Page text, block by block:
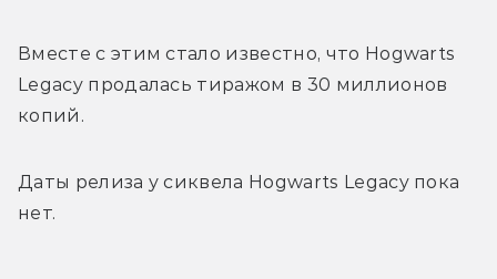
Вместе с этим стало известно, что Hogwarts
Legacy продалась тиражом в 30 миллионов
копий.
Даты релиза у сиквела Hogwarts Legacy пока
нет.